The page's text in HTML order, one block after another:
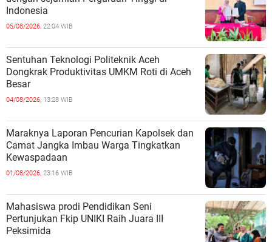
Indonesia
05/08/2026, 22:04 WIB
Sentuhan Teknologi Politeknik Aceh
Dongkrak Produktivitas UMKM Roti di Aceh
Besar
04/08/2026, 13:28 WIB
Maraknya Laporan Pencurian Kapolsek dan
Camat Jangka Imbau Warga Tingkatkan
Kewaspadaan
01/08/2026, 23:16 WIB
Mahasiswa prodi Pendidikan Seni
Pertunjukan Fkip UNIKI Raih Juara III
Peksimida